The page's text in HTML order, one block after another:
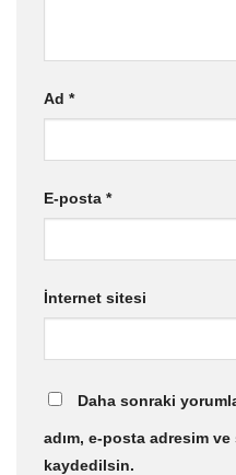
Ad *
E-posta *
İnternet sitesi
Daha sonraki
adım, e-posta adresim
kaydedilsin.